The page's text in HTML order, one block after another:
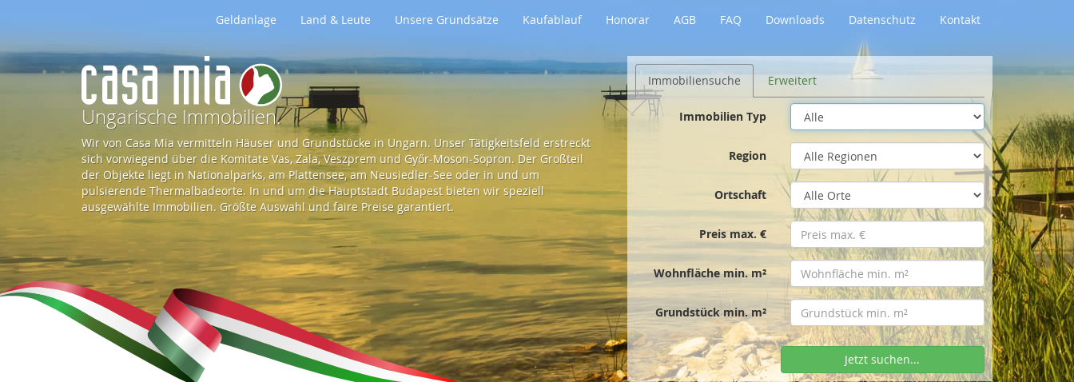
Geldanlage Land & Leute Unsere Grundsätze Kaufablauf Honorar AGB FAQ Downloads Datenschutz Kontakt
Z
u
r
S
t
a
Ungarische Immobilien.
Wir von Casa Mia vermitteln Häuser und Grundstücke in Ungarn. Unser Tätigkeitsfeld erstreckt
sich vorwiegend über die Komitate Vas, Zala, Veszprem und Győr-Moson-Sopron. Der Großteil
der Objekte liegt in Nationalparks, am Plattensee, am Neusiedler-See oder in und um
pulsierende Thermalbadeorte. In und um die Hauptstadt Budapest bieten wir speziell
ausgewählte Immobilien. Größte Auswahl und faire Preise garantiert.
Immobiliensuche Erweitert
Immobilien Typ
Region
Ortschaft
Preis max. €
Wohnfläche min. m²
Grundstück min. m²
Jetzt suchen...